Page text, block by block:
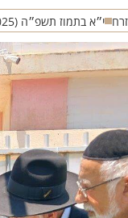
י״א בתמוז תשפ״ה (07/07/2025)